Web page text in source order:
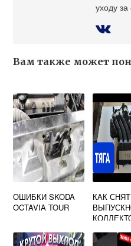
уходу
Вам также может
ОШИБКИ SKODA
OCTAVIA TOUR
КАК
ТУР